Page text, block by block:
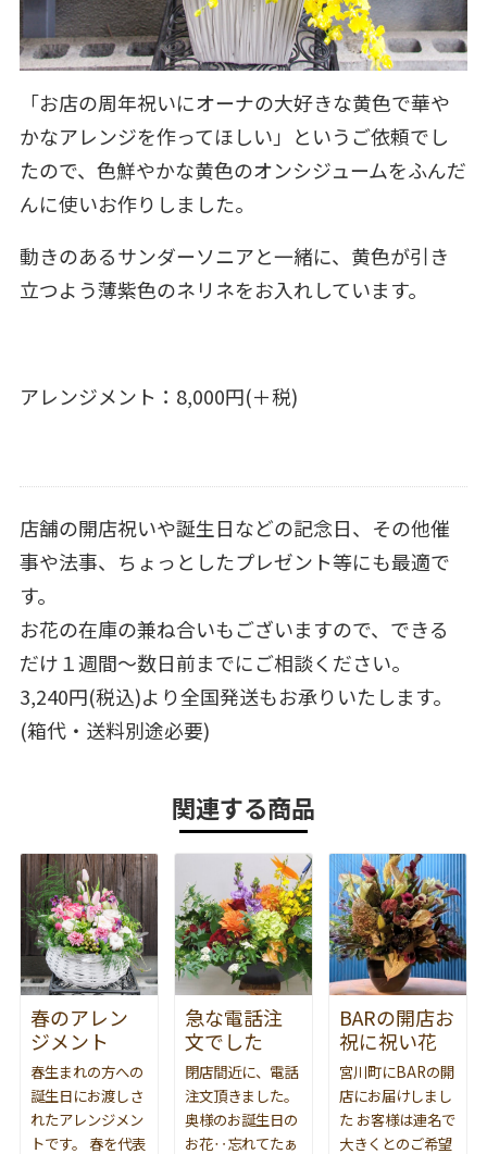
「お店の周年祝いにオーナの大好きな黄色で華や
かなアレンジを作ってほしい」というご依頼でし
たので、色鮮やかな黄色のオンシジュームをふんだ
んに使いお作りしました。
動きのあるサンダーソニアと一緒に、黄色が引き
立つよう薄紫色のネリネをお入れしています。
アレンジメント：8,000円(＋税)
店舗の開店祝いや誕生日などの記念日、その他催
事や法事、ちょっとしたプレゼント等にも最適で
す。
お花の在庫の兼ね合いもございますので、できる
だけ１週間～数日前までにご相談ください。
3,240円(税込)より全国発送もお承りいたします。
(箱代・送料別途必要)
関連する商品
春のアレン
ジメント
春生まれの方への
誕生日にお渡しさ
れたアレンジメン
トです。 春を代表
急な電話注
文でした
閉店間近に、電話
注文頂きました。
奥様のお誕生日の
お花‥忘れてたぁ
BARの開店お
祝に祝い花
宮川町にBARの開
店にお届けしまし
た お客様は連名で
大きくとのご希望